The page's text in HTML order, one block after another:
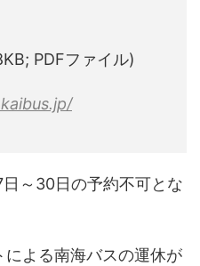
PDFファイル)
～30日の予約不可とな
よる南海バスの運休が